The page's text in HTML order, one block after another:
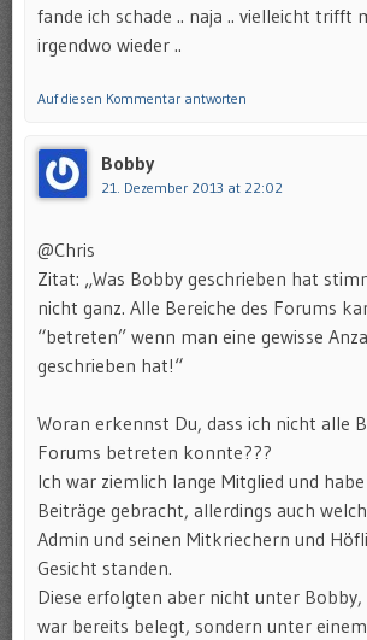
fande ich schade .. naja .. vielleicht trifft
irgendwo wieder ..
Auf diesen Kommentar antworten
Bobby
21. Dezember 2013 at 22:02
@Chris
Zitat: „Was Bobby geschrieben hat
nicht ganz. Alle Bereiche des Forums
“betreten” wenn man eine gewisse
geschrieben hat!“
Woran erkennst Du, dass ich nicht alle
Forums betreten konnte???
Ich war ziemlich lange Mitglied und
Beiträge gebracht, allerdings auch
Admin und seinen Mitkriechern und
Gesicht standen.
Diese erfolgten aber nicht unter Bobby,
war bereits belegt, sondern unter